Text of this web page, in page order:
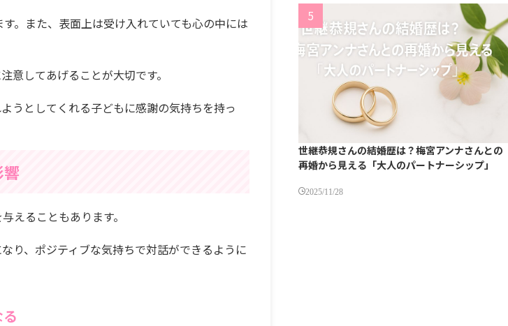
。また、表面上は受け入れていても心の中には
意してあげることが大切です。
うとしてくれる子どもに感謝の気持ちを持っ
えることもあります。
り、ポジティブな気持ちで対話ができるように
世継恭規さんの結婚歴は？梅宮アンナさんとの
再婚から見える「大人のパートナーシップ」
2025/11/28